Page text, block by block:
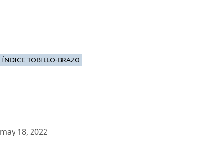
ÍNDICE TOBILLO-BRAZO
may 18, 2022